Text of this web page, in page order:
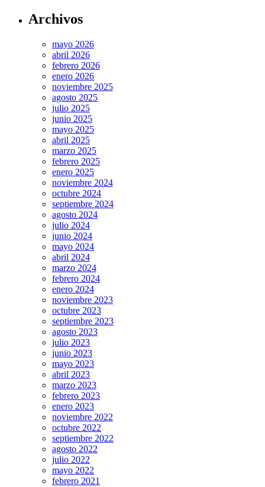
Archivos
mayo 2026
abril 2026
febrero 2026
enero 2026
noviembre 2025
agosto 2025
julio 2025
junio 2025
mayo 2025
abril 2025
marzo 2025
febrero 2025
enero 2025
noviembre 2024
octubre 2024
septiembre 2024
agosto 2024
julio 2024
junio 2024
mayo 2024
abril 2024
marzo 2024
febrero 2024
enero 2024
noviembre 2023
octubre 2023
septiembre 2023
agosto 2023
julio 2023
junio 2023
mayo 2023
abril 2023
marzo 2023
febrero 2023
enero 2023
noviembre 2022
octubre 2022
septiembre 2022
agosto 2022
julio 2022
mayo 2022
febrero 2021